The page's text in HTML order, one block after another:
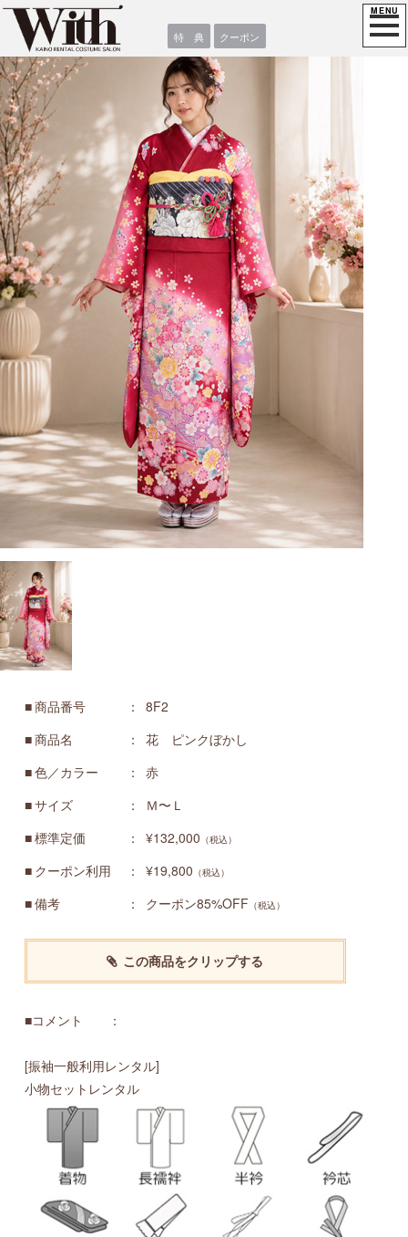
特 典 クーポン
商品番号
8F2
商品名
花 ピンクぼかし
色／カラー
赤
サイズ
Ｍ〜Ｌ
標準定価
¥132,000 （税込）
クーポン利用 ¥19,800 （税込）
備考 クーポン85%OFF （税込）
この商品をクリップする
■コメント ：
[振袖一般利用レンタル]
小物セットレンタル